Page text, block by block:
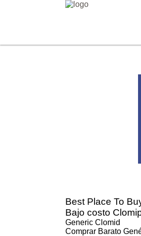
Best Place To
Bajo costo
Generic Clomid
Comprar Barato